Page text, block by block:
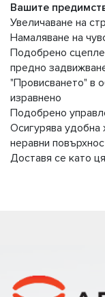
Вашите
Увеличаване на
Намаляване на
Подобрено
предно
"Провисването" в
изравнено
Подобрено
Осигурява удобна
неравни
Доставя се като